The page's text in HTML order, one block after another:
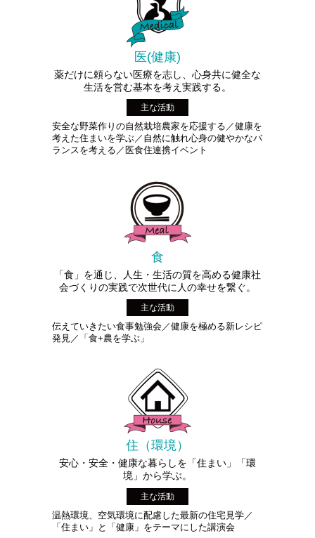
医(健康)
薬だけに頼らない医療を志し、心身共に健全な
生活を営む基本を考え実践する。
主な活動
安全な野菜作りの自然栽培農家を応援する／健康を
考えた住まいを学ぶ／自然に触れ心身の健やかなバ
ランスを考える／医食住連携イベント
食
「食」を通じ、人生・生活の質を高める健康社
会づくりの実践で次世代に人の幸せを繋ぐ。
主な活動
伝えていきたい食事勉強会／健康を極める新レシピ
発見／「食+農を学ぶ」
住（環境）
安心・安全・健康な暮らしを「住まい」「環
境」から学ぶ。
主な活動
温熱環境、空気環境に配慮した最新の住宅見学／
「住まい」と「健康」をテーマにした講演会